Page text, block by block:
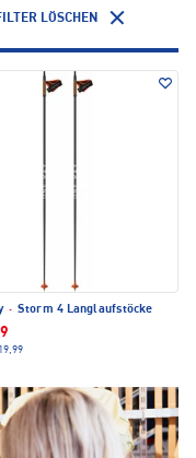
LÖSCHEN
· Storm 4 Langlaufstöcke